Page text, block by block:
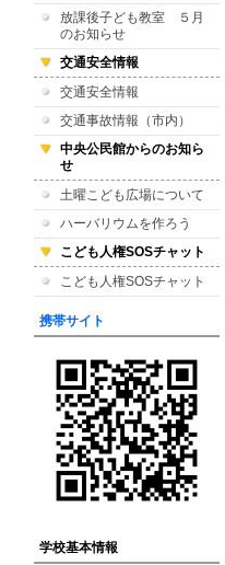
放課後子ども教室 ５月
のお知らせ
交通安全情報
交通安全情報
交通事故情報（市内）
中央公民館からのお知ら
せ
土曜こども広場について
ハーバリウムを作ろう
こども人権SOSチャット
こども人権SOSチャット
携帯サイト
学校基本情報